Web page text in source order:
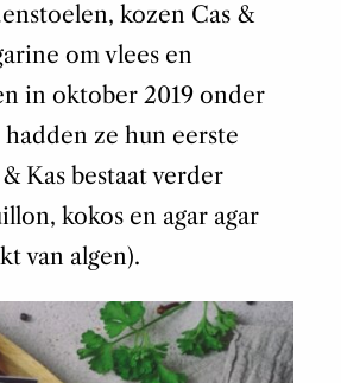
kozen Cas &
om vlees en
in oktober 2019 onder
ze hun eerste
Kas bestaat verder
kokos en agar agar
van algen).